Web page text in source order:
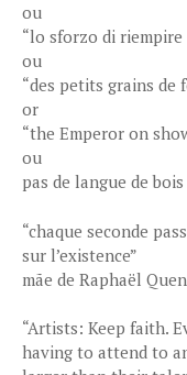
ou
“lo sforzo di
ou
“des petits grains de
or
“the Emperor on
ou
pas de langue de bois
“chaque seconde
sur l’existence”
mãe de Raphaël
“Artists: Keep faith.
having to attend to